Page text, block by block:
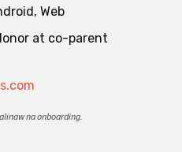
Web
at co-parent
na onboarding.